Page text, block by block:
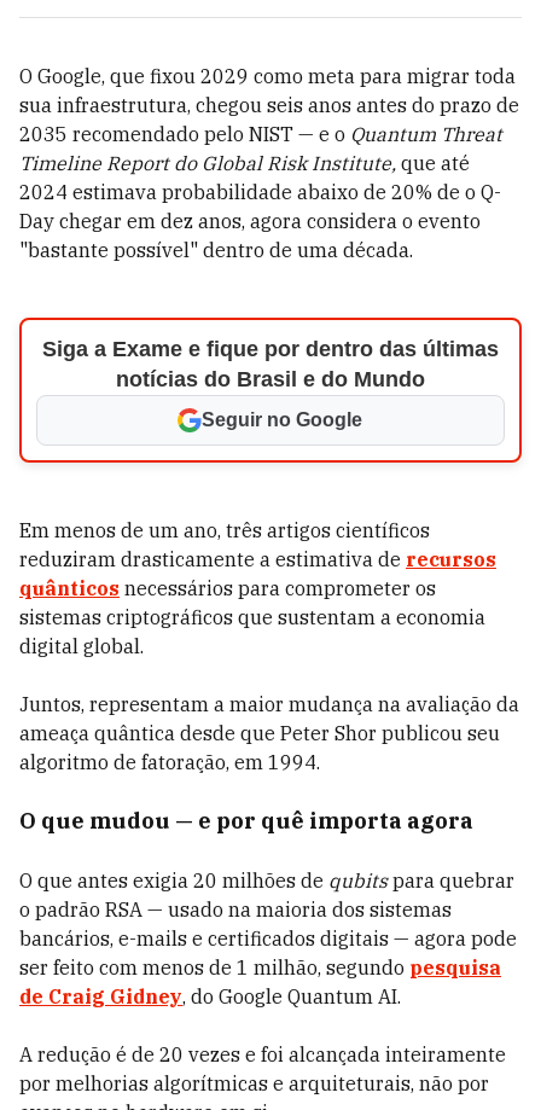
O Google, que fixou 2029 como meta para migrar toda
sua infraestrutura, chegou seis anos antes do prazo de
2035 recomendado pelo NIST — e o Quantum Threat
Timeline Report do Global Risk Institute, que até
2024 estimava probabilidade abaixo de 20% de o Q-
Day chegar em dez anos, agora considera o evento
"bastante possível" dentro de uma década.
Siga a Exame e fique por dentro das últimas
notícias do Brasil e do Mundo
Seguir no Google
Em menos de um ano, três artigos científicos
reduziram drasticamente a estimativa de recursos
quânticos necessários para comprometer os
sistemas criptográficos que sustentam a economia
digital global.
Juntos, representam a maior mudança na avaliação da
ameaça quântica desde que Peter Shor publicou seu
algoritmo de fatoração, em 1994.
O que mudou — e por quê importa agora
O que antes exigia 20 milhões de qubitspara quebrar
o padrão RSA — usado na maioria dos sistemas
bancários, e-mails e certificados digitais — agora pode
ser feito com menos de 1 milhão, segundo pesquisa
de Craig Gidney, do Google Quantum AI.
A redução é de 20 vezes e foi alcançada inteiramente
por melhorias algorítmicas e arquiteturais, não por